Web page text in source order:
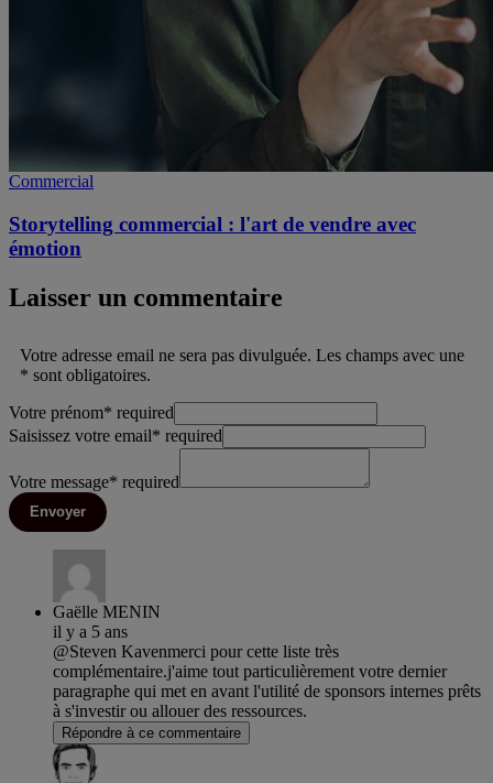
Commercial
Storytelling commercial : l'art de vendre avec
émotion
Laisser un commentaire
Votre adresse email ne sera pas divulguée. Les champs avec une
* sont obligatoires.
Votre prénom* required
Saisissez votre email* required
Votre message* required
Envoyer
Gaëlle MENIN
il y a 5 ans
@Steven Kavenmerci pour cette liste très
complémentaire.j'aime tout particulièrement votre dernier
paragraphe qui met en avant l'utilité de sponsors internes prêts
à s'investir ou allouer des ressources.
Répondre à ce commentaire